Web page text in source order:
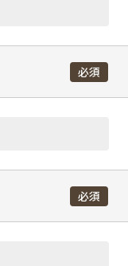
必須
必須